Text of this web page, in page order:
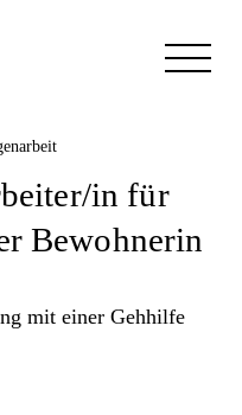
in für
Bewohnerin